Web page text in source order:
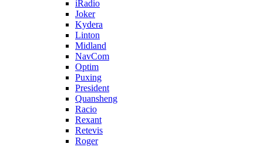
iRadio
Joker
Kydera
Linton
Midland
NavCom
Optim
Puxing
President
Quansheng
Racio
Rexant
Retevis
Roger